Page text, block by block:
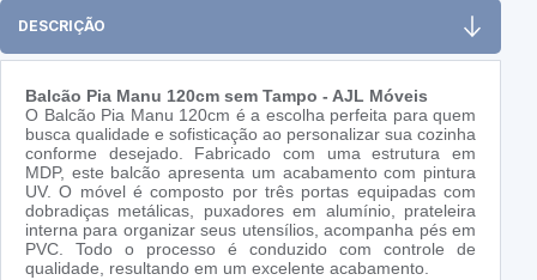
DESCRIÇÃO
Balcão Pia Manu 120cm sem Tampo - AJL Móveis
O Balcão Pia Manu 120cm é a escolha perfeita para quem
busca qualidade e sofisticação ao personalizar sua cozinha
conforme desejado. Fabricado com uma estrutura em
MDP, este balcão apresenta um acabamento com pintura
UV. O móvel é composto por três portas equipadas com
dobradiças metálicas, puxadores em alumínio, prateleira
interna para organizar seus utensílios, acompanha pés em
PVC. Todo o processo é conduzido com controle de
qualidade, resultando em um excelente acabamento.